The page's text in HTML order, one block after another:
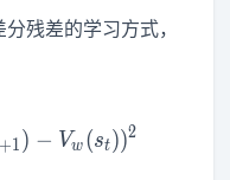
残差的学习方式，
=
+1 ) − Vw (st ))2